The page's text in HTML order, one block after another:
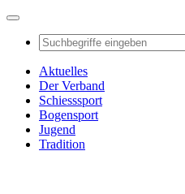
Aktuelles
Der Verband
Schiesssport
Bogensport
Jugend
Tradition